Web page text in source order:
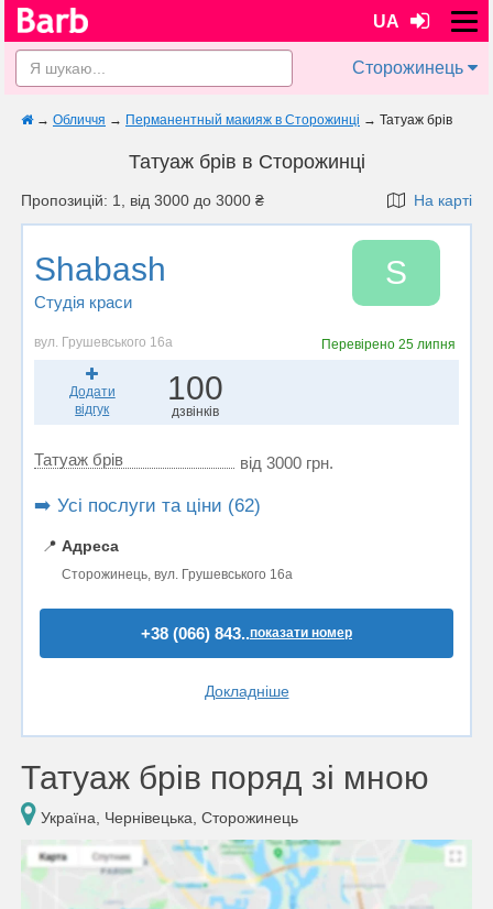
UA
Сторожинець
→ Обличчя → Перманентный макияж в Сторожинці → Татуаж брів
Татуаж брів в Сторожинці
Пропозицій: 1, від 3000 до 3000 ₴ На карті
Shabash
Студія краси
S
вул. Грушевського 16а Перевірено 25 липня
Додати
відгук
100
дзвінків
Татуаж брів від 3000 грн.
➡️ Усі послуги та ціни (62)
📍 Адреса
Сторожинець, вул. Грушевського 16а
+38 (066) 843..показати номер
Докладніше
Татуаж брів поряд зі мною
Україна, Чернівецька, Сторожинець